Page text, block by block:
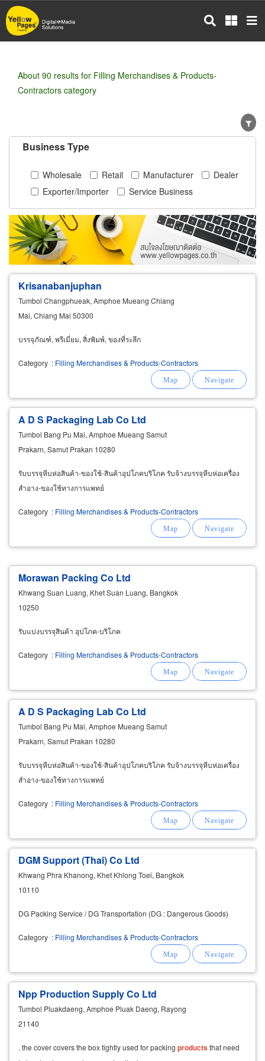
Skip
to
main
About 90 results for Filling Merchandises & Products-
Contractors category
Business Type
Wholesale Retail Manufacturer
Dealer
Exporter/Importer
Service Business
Krisanabanjuphan
Tumbol Changphueak, Amphoe Mueang Chiang
Mai, Chiang Mai 50300
บรรจุภัณฑ์, พรีเมี่ยม, สิ่งพิมพ์, ของที่ระลึก
Category : Filling Merchandises & Products-Contractors
A D S Packaging Lab Co Ltd
Tumbol Bang Pu Mai, Amphoe Mueang Samut
Prakarn, Samut Prakan 10280
รับบรรจุหีบห่อสินค้า-ของใช้-สินค้าอุปโภคบริโภค รับจ้างบรรจุหีบห่อเครื่อง
สำอาง-ของใช้ทางการแพทย์
Category : Filling Merchandises & Products-Contractors
Morawan Packing Co Ltd
Khwang Suan Luang, Khet Suan Luang, Bangkok
10250
รับแบ่งบรรจุสินค้า อุปโภค-บริโภค
Category : Filling Merchandises & Products-Contractors
A D S Packaging Lab Co Ltd
Tumbol Bang Pu Mai, Amphoe Mueang Samut
Prakarn, Samut Prakan 10280
รับบรรจุหีบห่อสินค้า-ของใช้-สินค้าอุปโภคบริโภค รับจ้างบรรจุหีบห่อเครื่อง
สำอาง-ของใช้ทางการแพทย์
Category : Filling Merchandises & Products-Contractors
DGM Support (Thai) Co Ltd
Khwang Phra Khanong, Khet Khlong Toei, Bangkok
10110
DG Packing Service / DG Transportation (DG : Dangerous Goods)
Category : Filling Merchandises & Products-Contractors
Npp Production Supply Co Ltd
Tumbol Pluakdaeng, Amphoe Pluak Daeng, Rayong
21140
. the cover covers the box tightly used for packing productsthat need